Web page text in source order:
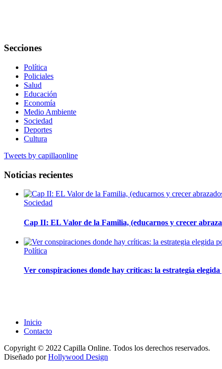
Secciones
Política
Policiales
Salud
Educación
Economía
Medio Ambiente
Sociedad
Deportes
Cultura
Tweets by capillaonline
Noticias recientes
Sociedad
Cap II: EL Valor de la Familia, (educarnos y crecer
Política
Ver conspiraciones donde hay críticas: la estrategia
Inicio
Contacto
Copyright © 2022 Capilla Online. Todos los derechos reservados.
Diseñado porHollywood Design